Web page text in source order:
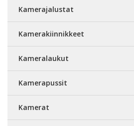
Kamerajalustat
Kamerakiinnikkeet
Kameralaukut
Kamerapussit
Kamerat